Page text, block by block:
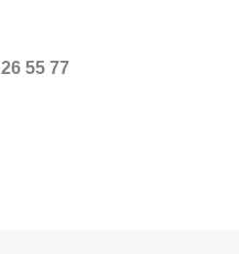
55 77